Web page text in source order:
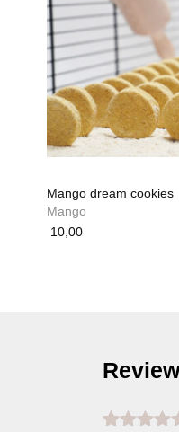
Mango dream cookies
Mango
10,00